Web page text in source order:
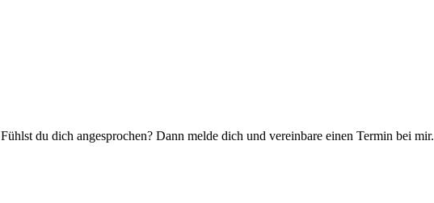
Fühlst du dich angesprochen? Dann melde dich und vereinbare einen Termin bei mir.